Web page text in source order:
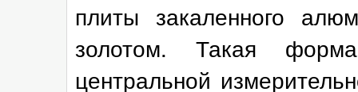
плиты закаленного
золотом. Такая
центральной